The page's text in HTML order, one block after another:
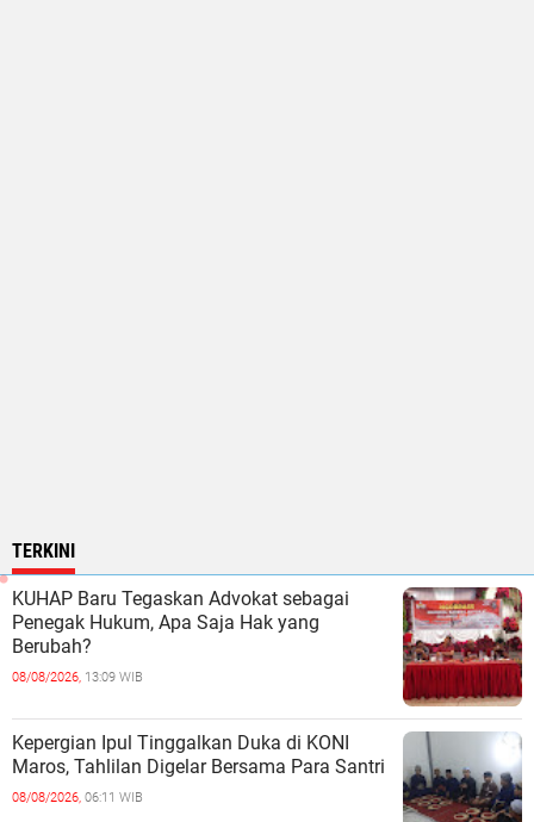
TERKINI
KUHAP Baru Tegaskan Advokat sebagai
Penegak Hukum, Apa Saja Hak yang
Berubah?
08/08/2026, 13:09 WIB
Kepergian Ipul Tinggalkan Duka di KONI
Maros, Tahlilan Digelar Bersama Para Santri
08/08/2026, 06:11 WIB